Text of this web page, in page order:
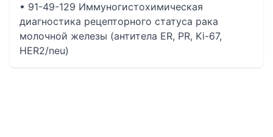
• 91-49-129 Иммуногистохимическая
диагностика рецепторного статуса рака
молочной железы (антитела ER, PR, Ki-67,
HER2/neu)